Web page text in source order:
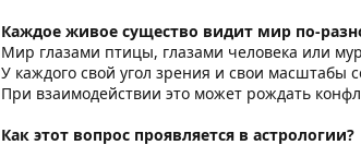
Каждое живое существо видит мир по-
Мир глазами птицы, глазами человека или
У каждого свой угол зрения и свои масштабы
При взаимодействии это может рождать
Как этот вопрос проявляется в астрологии?